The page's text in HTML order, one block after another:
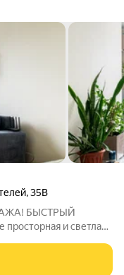
,35В
БЫСТРЫЙ
и светлая
Квартира